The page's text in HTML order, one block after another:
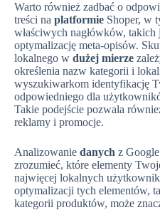
Warto również zadbać o
treści na platformie Shoper, w
właściwych nagłówków, takich
optymalizację meta-opisów.
lokalnego w dużej mierze
określenia nazw kategorii i
wyszukiwarkom identyfikację
odpowiedniego dla
Takie podejście pozwala
reklamy i promocje.
Analizowanie danych z
zrozumieć, które elementy
najwięcej lokalnych
optymalizacji tych elementów,
kategorii produktów, może